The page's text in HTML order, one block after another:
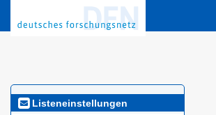
Listeneinstellungen